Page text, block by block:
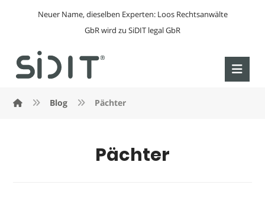
Neuer Name, dieselben Experten: Loos Rechtsanwälte
GbR wird zu SiDIT legal GbR
Blog Pächter
Pächter